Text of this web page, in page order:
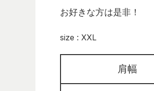
お好きな方は是非！
size : XXL
肩幅